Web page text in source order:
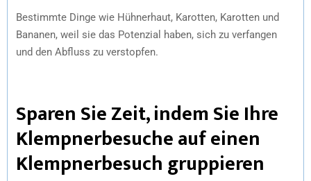
Bestimmte Dinge wie Hühnerhaut, Karotten, Karotten und
Bananen, weil sie das Potenzial haben, sich zu verfangen
und den Abfluss zu verstopfen.
Sparen Sie Zeit, indem Sie Ihre
Klempnerbesuche auf einen
Klempnerbesuch gruppieren